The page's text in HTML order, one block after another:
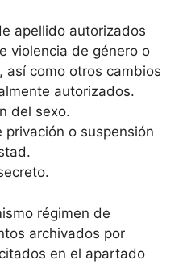
apellido autorizados
violencia de género o
así como otros cambios
autorizados.
del sexo.
privación o suspensión
régimen de
archivados por
en el apartado